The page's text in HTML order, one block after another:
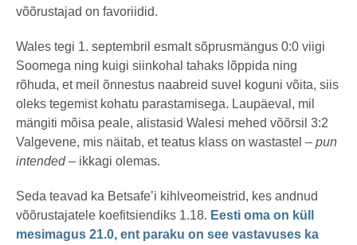
võõrustajad on favoriidid.
Wales tegi 1. septembril esmalt sõprusmängus 0:0 viigi
Soomega ning kuigi siinkohal tahaks lõppida ning
rõhuda, et meil õnnestus naabreid suvel koguni võita, siis
oleks tegemist kohatu parastamisega. Laupäeval, mil
mängiti mõisa peale, alistasid Walesi mehed võõrsil 3:2
Valgevene, mis näitab, et teatus klass on wastastel – pun
intended– ikkagi olemas.
Seda teavad ka Betsafe’i kihlveomeistrid, kes andnud
võõrustajatele koefitsiendiks 1.18. Eesti oma on küll
mesimagus 21.0, ent paraku on see vastavuses ka